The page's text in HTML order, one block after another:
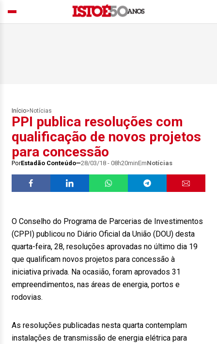
Início> Notícias
PPI publica resoluções com
qualificação de novos projetos
para concessão
PorEstadão Conteúdo 28/03/18 - 08h20minEmNotícias
O Conselho do Programa de Parcerias de Investimentos
(CPPI) publicou no Diário Oficial da União (DOU) desta
quarta-feira, 28, resoluções aprovadas no último dia 19
que qualificam novos projetos para concessão à
iniciativa privada. Na ocasião, foram aprovados 31
empreendimentos, nas áreas de energia, portos e
rodovias.
As resoluções publicadas nesta quarta contemplam
instalações de transmissão de energia elétrica para